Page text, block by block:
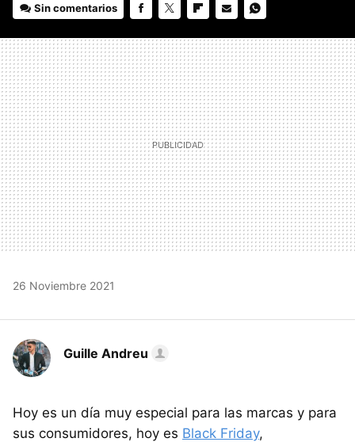
Sin comentarios
MAIL
26 Noviembre 2021
Guille Andreu
Hoy es un día muy especial para las marcas y para
sus consumidores, hoy es Black Friday,